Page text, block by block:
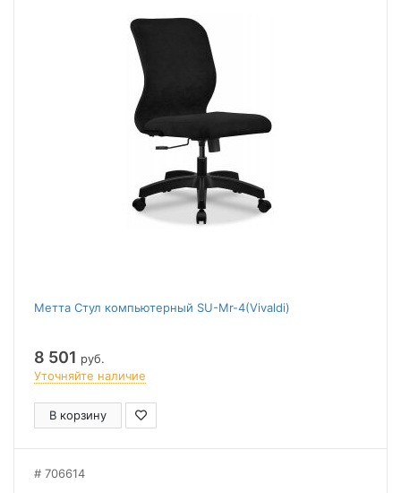
Метта Стул компьютерный SU-Mr-4(Vivaldi)
8 501 руб.
Уточняйте наличие
В корзину
706614